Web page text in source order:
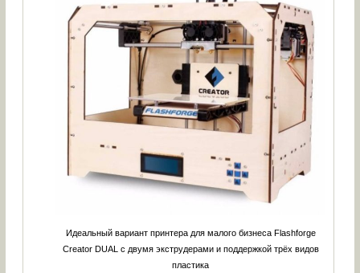
Идеальный вариант принтера для малого бизнеса Flashforge
Creator DUAL с двумя экструдерами и поддержкой трёх видов
пластика